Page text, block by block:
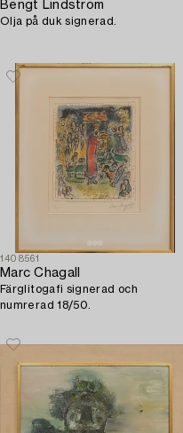
Bengt Lindström
Olja på duk signerad.
1408561
Marc Chagall
Färglitogafi signerad och
numrerad 18/50.